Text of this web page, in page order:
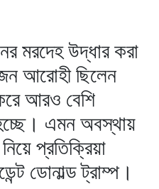
মরদেহ উদ্ধার করা
আরোহী ছিলেন
আরও বেশি
এমন অবস্থায়
প্রতিক্রিয়া
ডোনাল্ড ট্রাম্প।